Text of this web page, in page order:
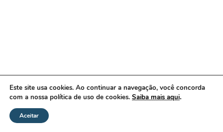
Este site usa cookies. Ao continuar a navegação, você concorda
com a nossa política de uso de cookies. Saiba mais aqui.
Aceitar